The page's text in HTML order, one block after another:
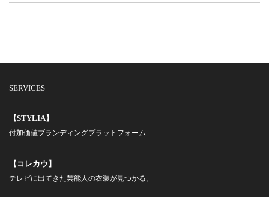
SERVICES
【STYLIA】
付加価値ブランディングプラットフォーム
【コレカウ】
テレビに出てきた芸能人の衣装が見つかる。